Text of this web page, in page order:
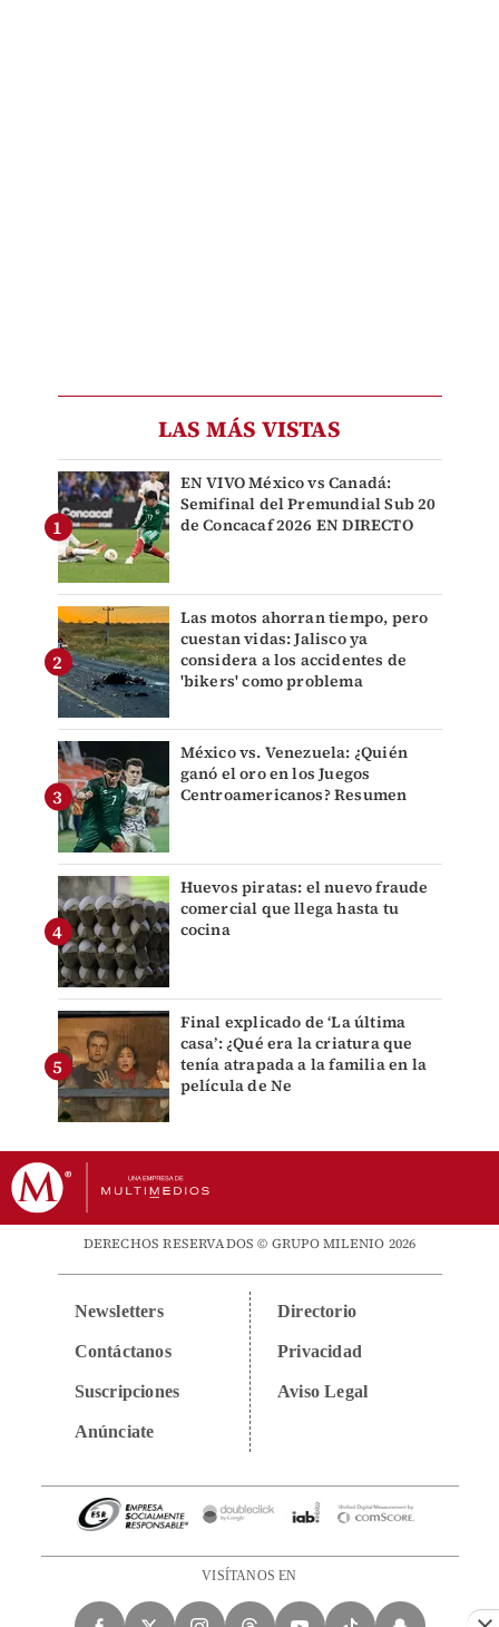
LAS MÁS VISTAS
EN VIVO México vs Canadá:
Semifinal del Premundial Sub 20
de Concacaf 2026 EN DIRECTO
Las motos ahorran tiempo, pero
cuestan vidas: Jalisco ya
considera a los accidentes de
'bikers' como problema
México vs. Venezuela: ¿Quién
ganó el oro en los Juegos
Centroamericanos? Resumen
Huevos piratas: el nuevo fraude
comercial que llega hasta tu
cocina
Final explicado de ‘La última
casa’: ¿Qué era la criatura que
tenía atrapada a la familia en la
película de Ne
DERECHOS RESERVADOS © GRUPO MILENIO 2026
Newsletters
Contáctanos
Suscripciones
Anúnciate
Directorio
Privacidad
Aviso Legal
VISÍTANOS EN